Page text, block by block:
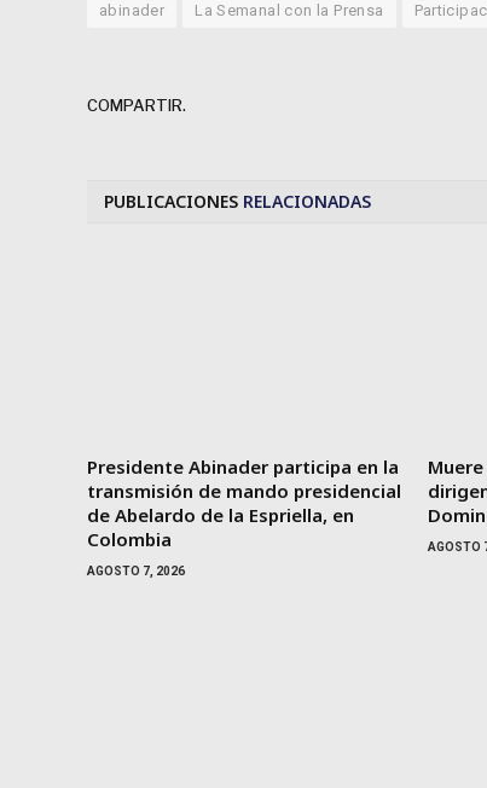
abinader La Semanal con la Prensa
COMPARTIR.
PUBLICACIONES RELACIONADAS
Presidente Abinader participa en la
transmisión de mando presidencial
de Abelardo de la Espriella, en
Colombia
AGOSTO 7, 2026
AGOSTO